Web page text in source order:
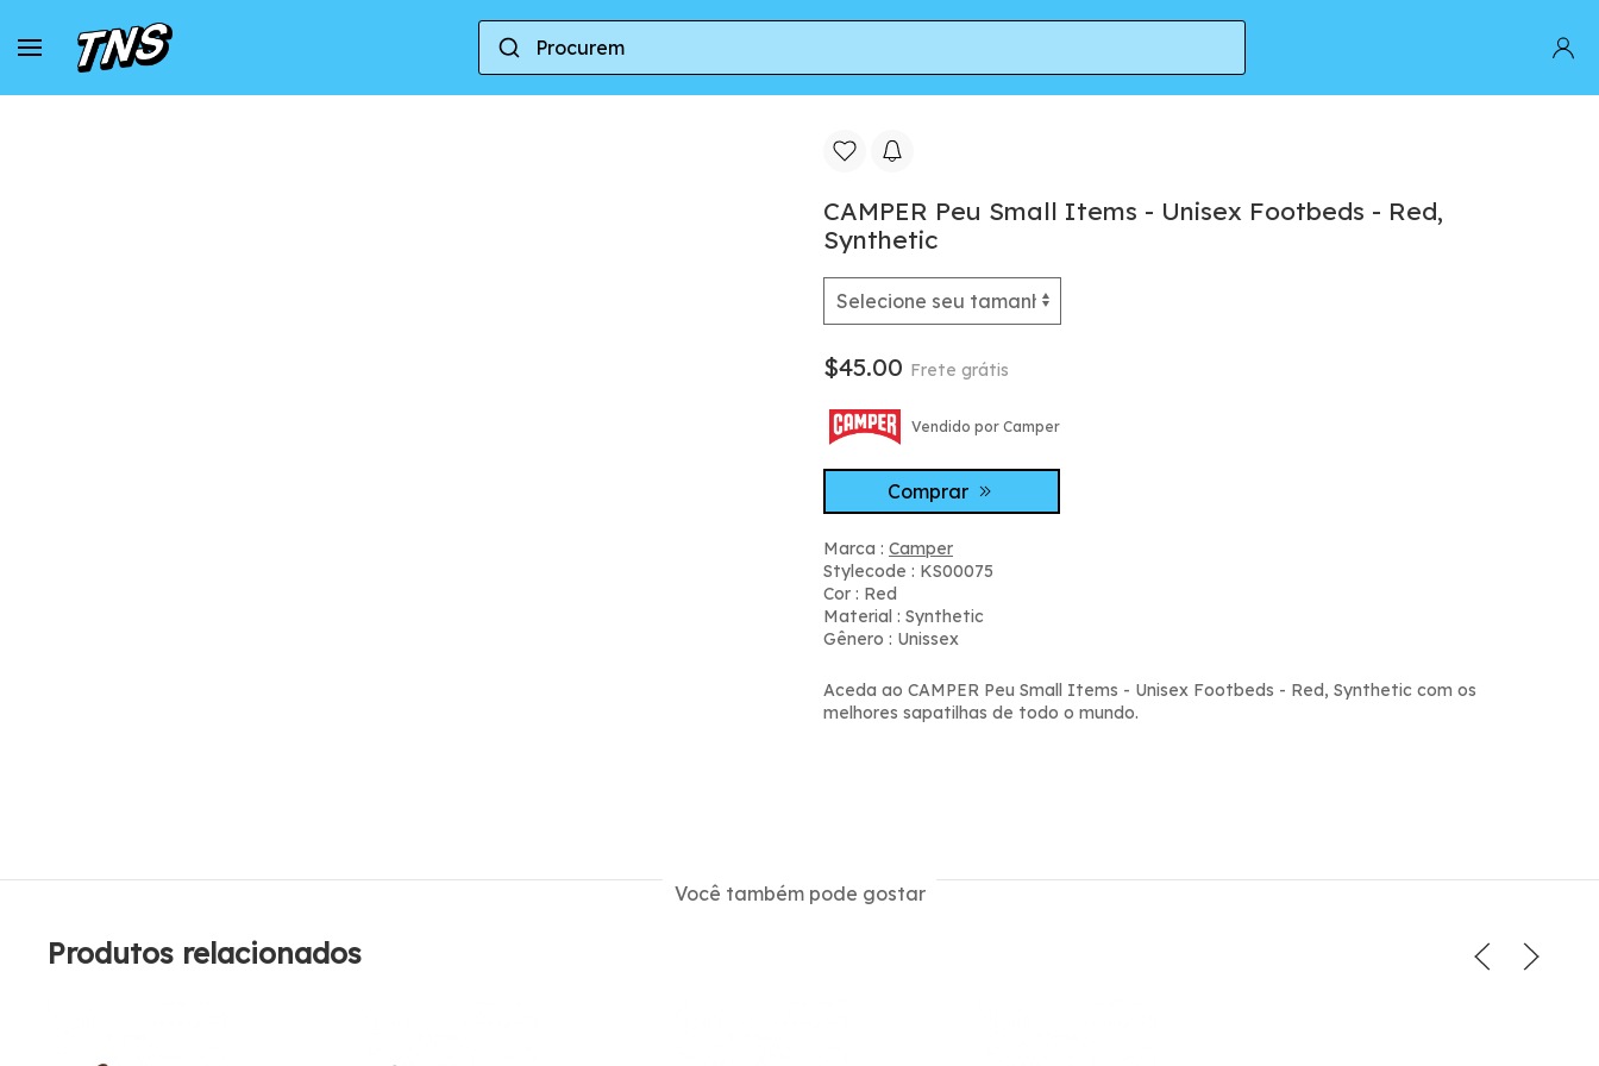
Casa Camper CAMPER Peu Small Items - Unisex Footbeds - Red, Synthetic
CAMPER Peu Small Items - Unisex Footbeds - Red,
Synthetic
$45.00 Frete grátis
Vendido por Camper
Comprar
Marca : Camper
Stylecode : KS00075
Cor : Red
Material : Synthetic
Gênero : Unissex
Aceda ao CAMPER Peu Small Items - Unisex Footbeds - Red, Synthetic com os
melhores sapatilhas de todo o mundo.
Você também pode gostar
Produtos relacionados